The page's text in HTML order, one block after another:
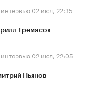
02 июл, 22:35
Тремасов
02 июл, 22:05
Пьянов